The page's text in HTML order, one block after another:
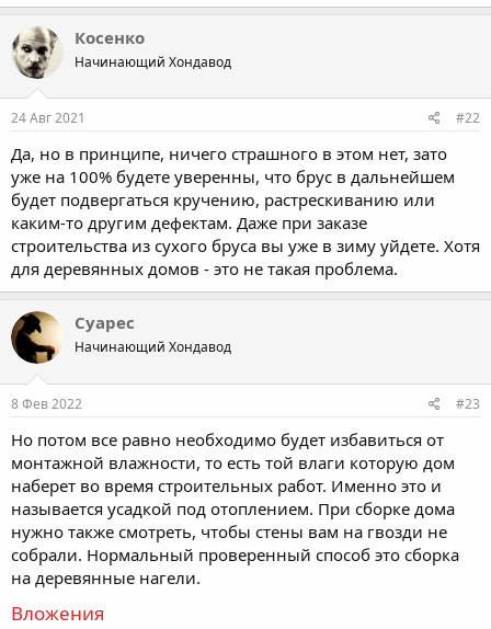
Косенко
Начинающий Хондавод
24 Авг 2021 #22
Да, но в принципе, ничего страшного в этом нет, зато
уже на 100% будете уверенны, что брус в дальнейшем
будет подвергаться кручению, растрескиванию или
каким-то другим дефектам. Даже при заказе
строительства из сухого бруса вы уже в зиму уйдете. Хотя
для деревянных домов - это не такая проблема.
Суарес
Начинающий Хондавод
8 Фев 2022 #23
Но потом все равно необходимо будет избавиться от
монтажной влажности, то есть той влаги которую дом
наберет во время строительных работ. Именно это и
называется усадкой под отоплением. При сборке дома
нужно также смотреть, чтобы стены вам на гвозди не
собрали. Нормальный проверенный способ это сборка
на деревянные нагели.
Вложения